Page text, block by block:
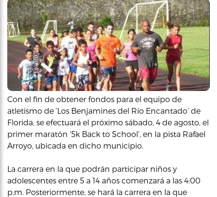
Con el fin de obtener fondos para el equipo de
atletismo de ‘Los Benjamines del Río Encantado’ de
Florida, se efectuará el próximo sábado, 4 de agosto, el
primer maratón ‘5k Back to School’, en la pista Rafael
Arroyo, ubicada en dicho municipio.
La carrera en la que podrán participar niños y
adolescentes entre 5 a 14 años comenzará a las 4:00
p.m. Posteriormente, se hará la carrera en la que